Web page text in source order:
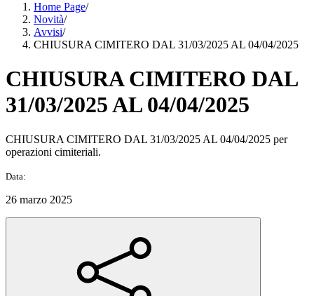
Home Page/
Novità/
Avvisi/
CHIUSURA CIMITERO DAL 31/03/2025 AL 04/04/2025
CHIUSURA CIMITERO DAL
31/03/2025 AL 04/04/2025
CHIUSURA CIMITERO DAL 31/03/2025 AL 04/04/2025 per
operazioni cimiteriali.
Data:
26 marzo 2025